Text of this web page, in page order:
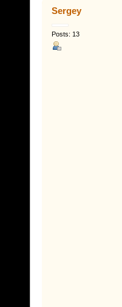
Sergey
Posts: 13